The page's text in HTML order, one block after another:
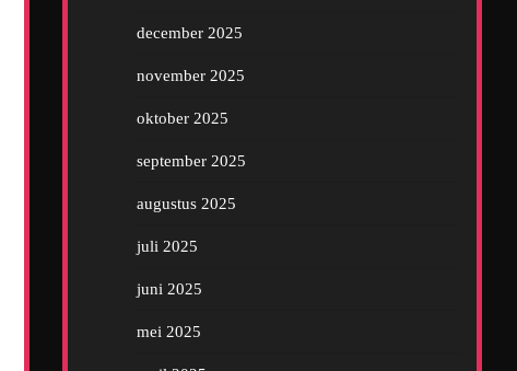
december 2025
november 2025
oktober 2025
september 2025
augustus 2025
juli 2025
juni 2025
mei 2025